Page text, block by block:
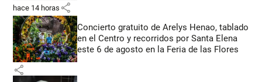
hace 14 horas share
Concierto gratuito de Arelys Henao, tablado
en el Centro y recorridos por Santa Elena
este 6 de agosto en la Feria de las Flores
share